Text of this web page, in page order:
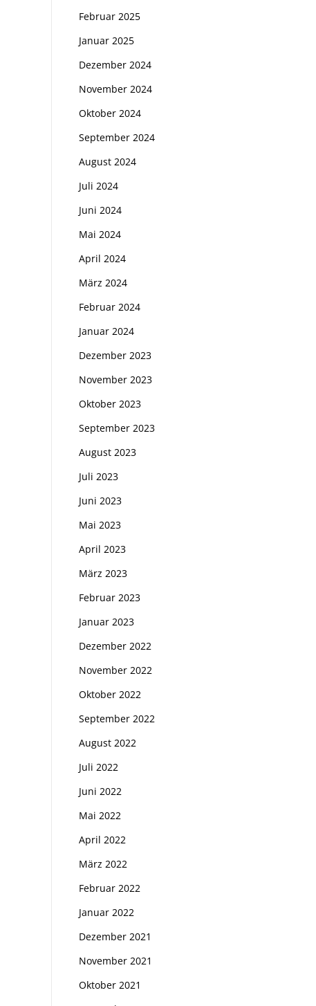
Februar 2025
Januar 2025
Dezember 2024
November 2024
Oktober 2024
September 2024
August 2024
Juli 2024
Juni 2024
Mai 2024
April 2024
März 2024
Februar 2024
Januar 2024
Dezember 2023
November 2023
Oktober 2023
September 2023
August 2023
Juli 2023
Juni 2023
Mai 2023
April 2023
März 2023
Februar 2023
Januar 2023
Dezember 2022
November 2022
Oktober 2022
September 2022
August 2022
Juli 2022
Juni 2022
Mai 2022
April 2022
März 2022
Februar 2022
Januar 2022
Dezember 2021
November 2021
Oktober 2021